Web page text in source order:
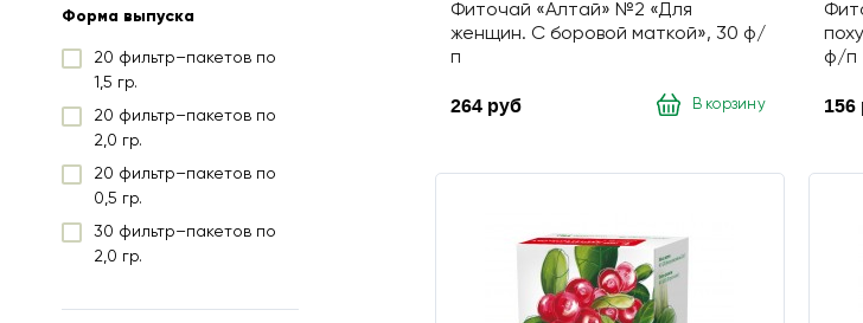
Девясил высокий
Душица обыкновенная
Зверобой
Зеленый чай
Календула
лекарственная (Ноготки)
Кассия (Сенна)
Кипрей (Иван-чай)
Кориандр
Форма выпуска
20 фильтр–пакетов по
1,5 гр.
20 фильтр–пакетов по
2,0 гр.
20 фильтр–пакетов по
0,5 гр.
30 фильтр–пакетов по
2,0 гр.
Фиточай «Алтай» №2 «Для
женщин. С боровой маткой», 30 ф/
п
264 руб В корзину
ф/п
156